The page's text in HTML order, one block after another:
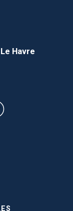
Havre